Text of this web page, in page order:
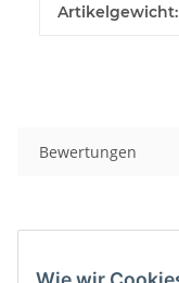
Artikelgewicht:
Bewertungen